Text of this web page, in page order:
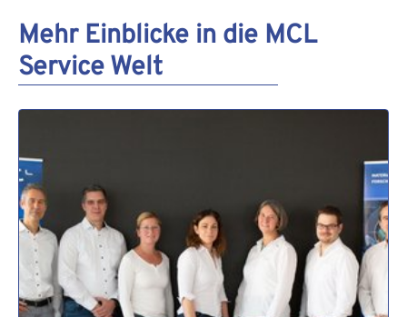
Mehr Einblicke in die MCL
Service Welt